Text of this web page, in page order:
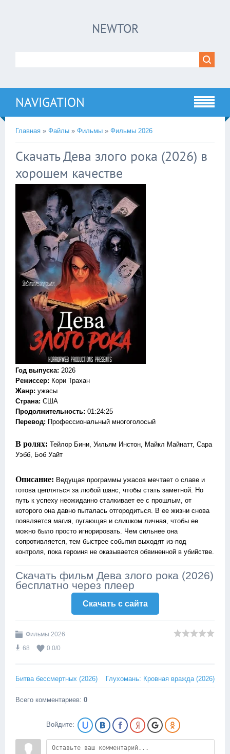
NEWTOR
NAVIGATION
Главная » Файлы » Фильмы » Фильмы 2026
Скачать Дева злого рока (2026) в
хорошем качестве
Год выпуска: 2026
Режиссер: Кори Трахан
Жанр: ужасы
Страна: США
Продолжительность: 01:24:25
Перевод: Профессиональный многоголосый
В ролях: Тейлор Бини, Уильям Инстон, Майкл Майнатт, Сара
Уэбб, Боб Уайт
Описание: Ведущая программы ужасов мечтает о славе и
готова цепляться за любой шанс, чтобы стать заметной. Но
путь к успеху неожиданно сталкивает ее с прошлым, от
которого она давно пыталась отгородиться. В ее жизни снова
появляется магия, пугающая и слишком личная, чтобы ее
можно было просто игнорировать. Чем сильнее она
сопротивляется, тем быстрее события выходят из-под
контроля, пока героиня не оказывается обвиненной в убийстве.
Скачать фильм Дева злого рока (2026)
бесплатно через плеер
!!!Если Вы с телефона сперва нажмите на
Скачать c сайта
Фильмы 2026
68
0.0/0
Битва бессмертных (2026) Глухомань: Кровная вражда (2026)
Всего комментариев: 0
Войдите: